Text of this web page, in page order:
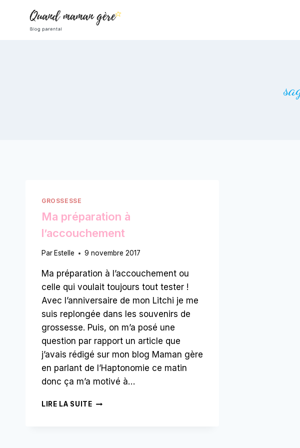
contenu
GROSSESSE
Ma préparation à
l’accouchement
Par Estelle 9 novembre 2017
Ma préparation à l’accouchement ou
celle qui voulait toujours tout tester !
Avec l’anniversaire de mon Litchi je me
suis replongée dans les souvenirs de
grossesse. Puis, on m’a posé une
question par rapport un article que
j’avais rédigé sur mon blog Maman gère
en parlant de l’Haptonomie ce matin
donc ça m’a motivé à…
LIRE LA SUITEMA